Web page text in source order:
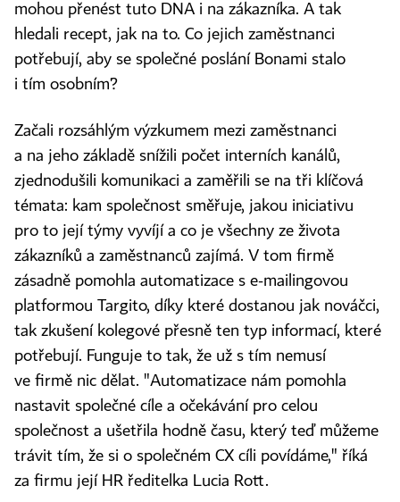
mohou přenést tuto DNA i na zákazníka. A tak
hledali recept, jak na to. Co jejich zaměstnanci
potřebují, aby se společné poslání Bonami stalo
i tím osobním?
Začali rozsáhlým výzkumem mezi zaměstnanci
a na jeho základě snížili počet interních kanálů,
zjednodušili komunikaci a zaměřili se na tři klíčová
témata: kam společnost směřuje, jakou iniciativu
pro to její týmy vyvíjí a co je všechny ze života
zákazníků a zaměstnanců zajímá. V tom firmě
zásadně pomohla automatizace s e-mailingovou
platformou Targito, díky které dostanou jak nováčci,
tak zkušení kolegové přesně ten typ informací, které
potřebují. Funguje to tak, že už s tím nemusí
ve firmě nic dělat. "Automatizace nám pomohla
nastavit společné cíle a očekávání pro celou
společnost a ušetřila hodně času, který teď můžeme
trávit tím, že si o společném CX cíli povídáme," říká
za firmu její HR ředitelka Lucia Rott.